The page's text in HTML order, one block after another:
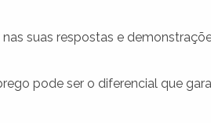
suas respostas e
pode ser o diferencial que